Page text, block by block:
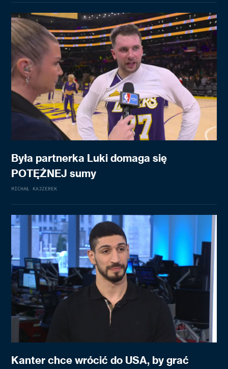
Była partnerka Luki domaga się
POTĘŻNEJ sumy
MICHAŁ KAJZEREK
Kanter chce wrócić do USA, by grać